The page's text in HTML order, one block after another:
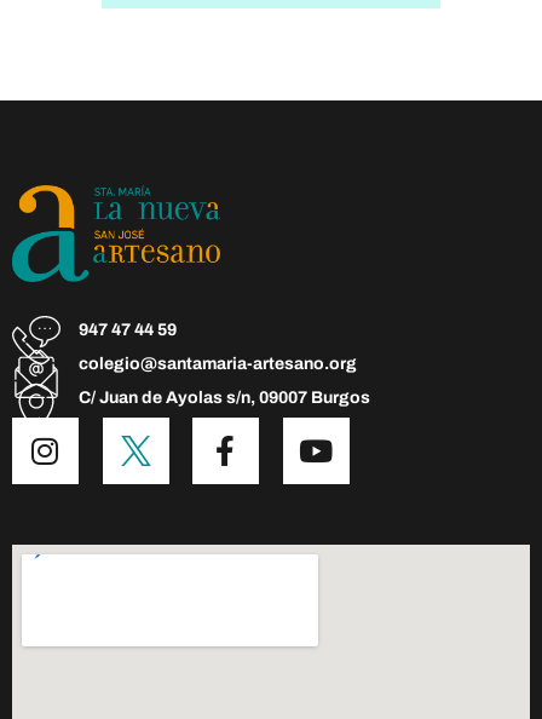
947 47 44 59
colegio@santamaria-artesano.org
C/ Juan de Ayolas s/n, 09007 Burgos